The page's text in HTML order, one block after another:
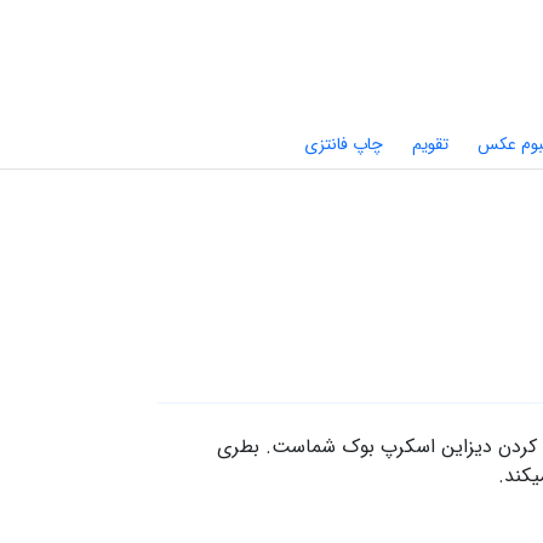
عکس تقویم چاپ فانتزی
کردن دیزاین اسکرپ بوک شماست. بطری